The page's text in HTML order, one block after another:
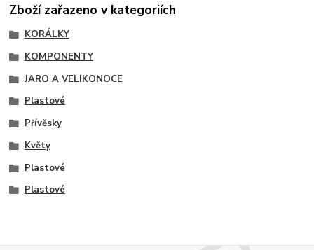
Zboží zařazeno v kategoriích
KORÁLKY
KOMPONENTY
JARO A VELIKONOCE
Plastové
Přívěsky
Květy
Plastové
Plastové